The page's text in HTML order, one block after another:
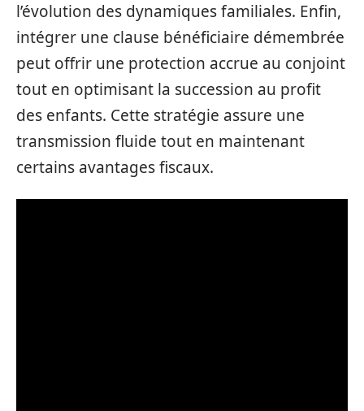
l’évolution des dynamiques familiales. Enfin,
intégrer une clause bénéficiaire démembrée
peut offrir une protection accrue au conjoint
tout en optimisant la succession au profit
des enfants. Cette stratégie assure une
transmission fluide tout en maintenant
certains avantages fiscaux.